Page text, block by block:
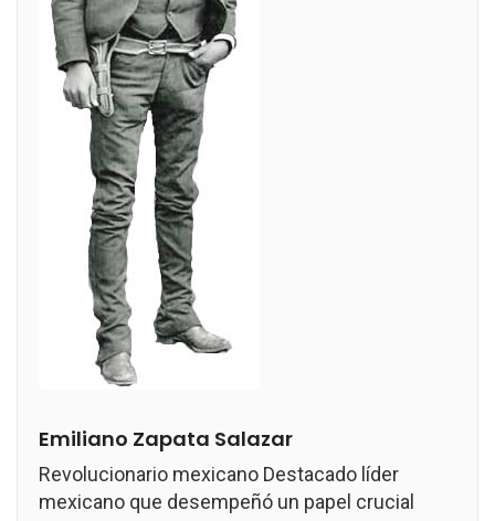
Emiliano Zapata Salazar
Revolucionario mexicano Destacado líder
mexicano que desempeñó un papel crucial